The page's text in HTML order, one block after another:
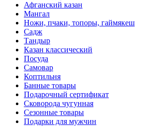
Афганский казан
Мангал
Ножи, пчаки, топоры, гаймякеш
Садж
Тандыр
Казан классический
Посуда
Самовар
Коптильня
Банные товары
Подарочный сертификат
Сковорода чугунная
Сезонные товары
Подарки для мужчин